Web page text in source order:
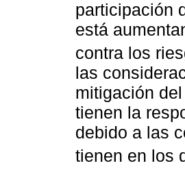
participación
está
contra los
las
mitigación
tienen la
debido a las
tienen en los